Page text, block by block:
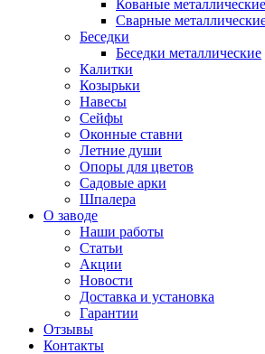
Кованые
Сварные
Беседки
Беседки металлические
Калитки
Козырьки
Навесы
Сейфы
Оконные ставни
Летние души
Опоры для цветов
Садовые арки
Шпалера
О заводе
Наши работы
Статьи
Акции
Новости
Доставка и установка
Гарантии
Отзывы
Контакты